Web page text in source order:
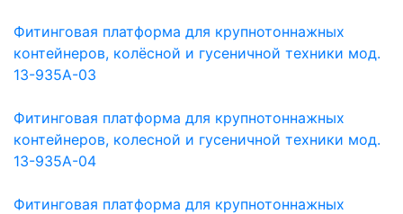
Фитинговая платформа для крупнотоннажных
контейнеров, колёсной и гусеничной техники мод.
13-935А-03
Фитинговая платформа для крупнотоннажных
контейнеров, колесной и гусеничной техники мод.
13-935А-04
Фитинговая платформа для крупнотоннажных